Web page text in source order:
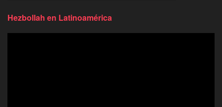
Hezbollah en Latinoamérica